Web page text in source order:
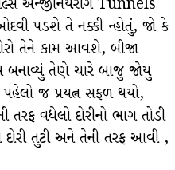
એન્જીનિયરીંગ Tunnels
પડશે તે નક્કી ન્હોતું, જો કે
તેને કામ આવશે, બીજા
બનાવ્યું તેણે ચારે બાજુ જોયુ
જ પ્રયત્ન સફળ થયો,
વધેલો દોરીનો ભાગ તોડી
દોરી તુટી અને તેની તરફ આવી ,